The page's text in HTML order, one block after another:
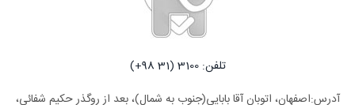
تلفن: 3100 (31 98+)
آدرس:اصفهان، اتوبان آقا بابایی(جنوب به شمال)، بعد از روگذر حکیم شفائی،